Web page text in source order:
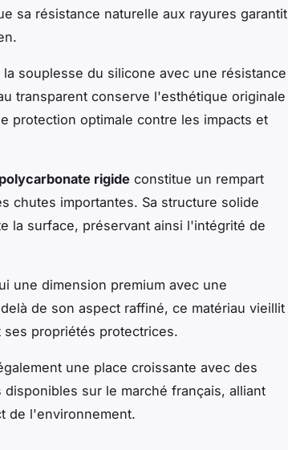
sa résistance naturelle aux rayures garantit
la souplesse du silicone avec une résistance
transparent conserve l'esthétique originale
protection optimale contre les impacts et
polycarbonate rigide constitue un rempart
chutes importantes. Sa structure solide
la surface, préservant ainsi l'intégrité de
une dimension premium avec une
de son aspect raffiné, ce matériau vieillit
propriétés protectrices.
une place croissante avec des
sur le marché français, alliant
de l'environnement.